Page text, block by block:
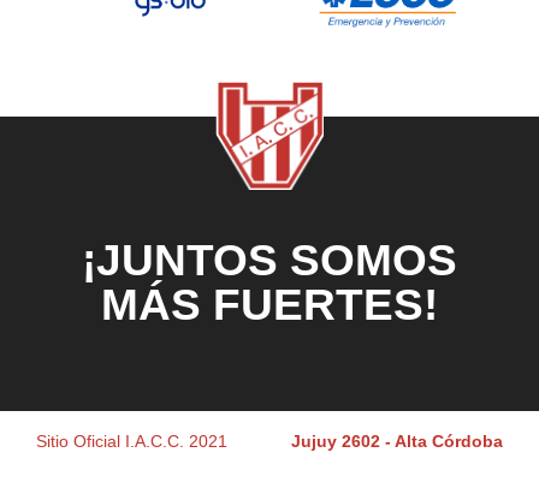
¡JUNTOS SOMOS
MÁS FUERTES!
Sitio Oficial I.A.C.C. 2021 Jujuy 2602 - Alta Córdoba